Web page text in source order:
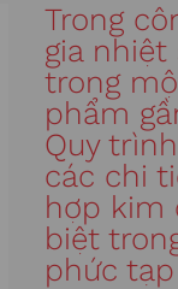
Trong
gia nhiệt
trong
phẩm
Quy
các chi
hợp kim
biệt
phức